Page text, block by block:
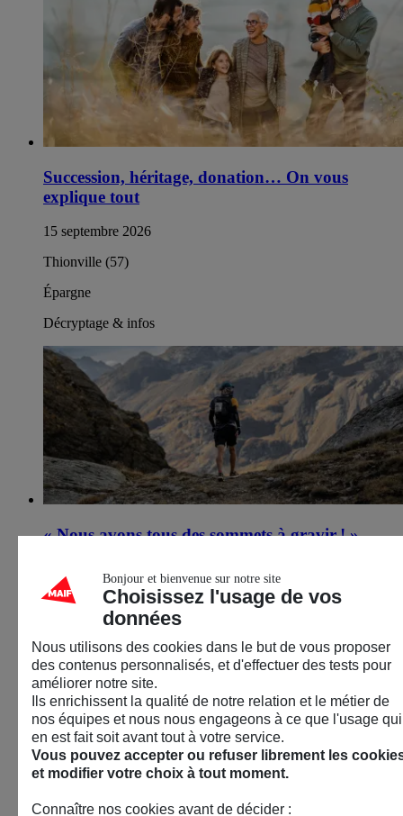
Succession, héritage, donation… On vous
explique tout
15 septembre 2026
Thionville (57)
Épargne
Décryptage & infos
« Nous avons tous des sommets à gravir ! »
18 septembre 2026
Avignon (84)
Sport
Conférence – Débat
Bonjour et bienvenue sur notre site
Choisissez l'usage de vos
données
Nous utilisons des cookies dans le but de vous proposer
des contenus personnalisés, et d'effectuer des tests pour
améliorer notre site.
Ils enrichissent la qualité de notre relation et le métier de
nos équipes et nous nous engageons à ce que l'usage qui
en est fait soit avant tout à votre service.
Vous pouvez accepter ou refuser librement les
et modifier votre choix à tout moment.
Connaître nos cookies avant de décider :